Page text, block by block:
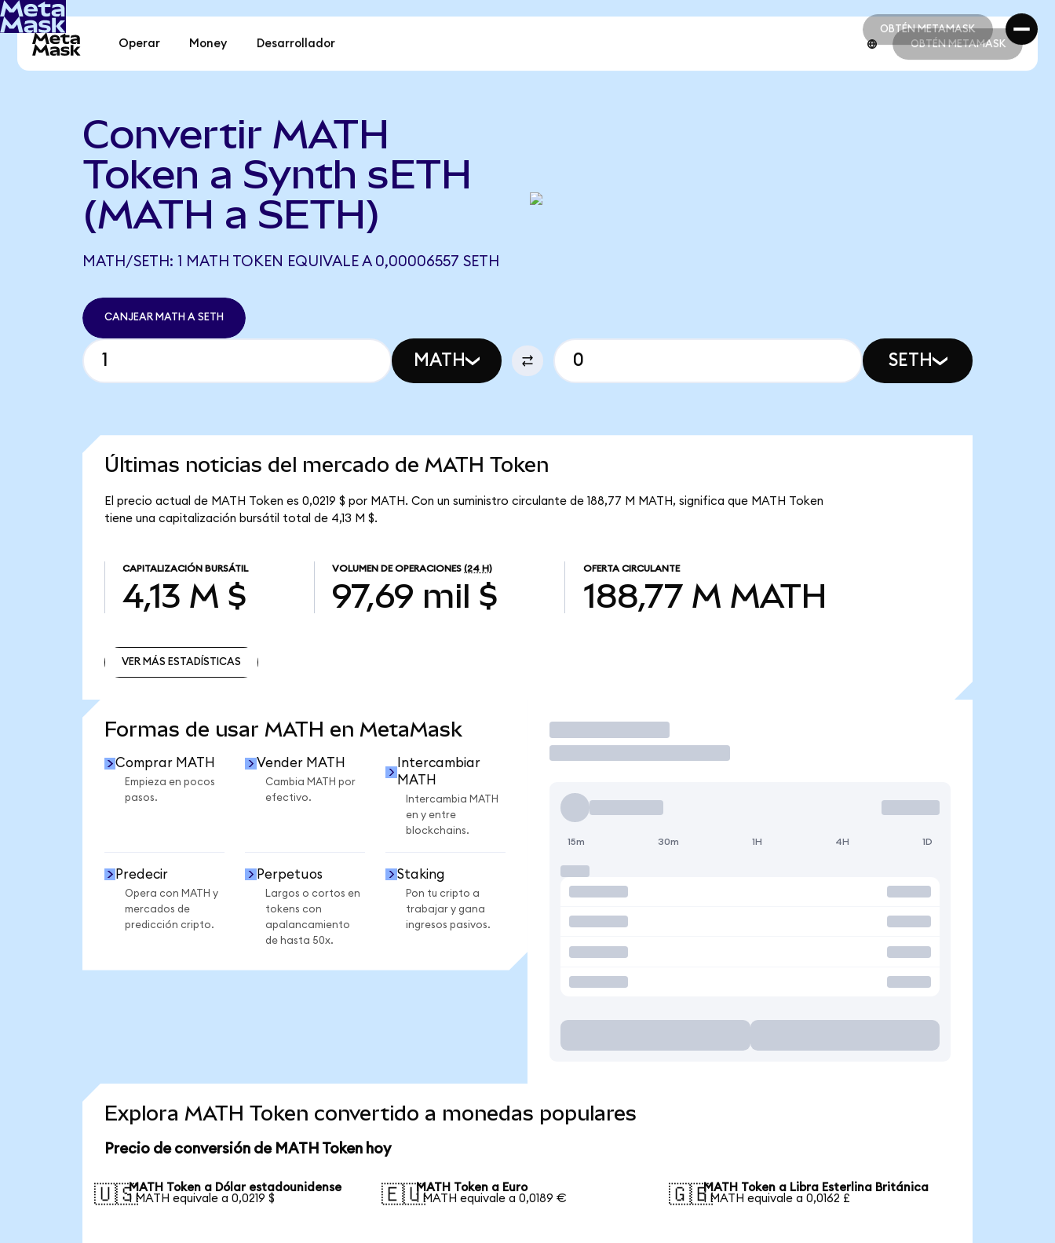
OBTÉN METAMASK
OBTÉN METAMASK
Operar Money Desarrollador OBTÉN METAMASK
Convertir MATH
Token a Synth sETH
(MATH a SETH)
MATH/SETH: 1 MATH TOKEN EQUIVALE A 0,00006557 SETH
CANJEAR MATH A SETH
MATH SETH
Últimas noticias del mercado de MATH Token
El precio actual de MATH Token es 0,0219 $ por MATH. Con un suministro circulante de 188,77 M MATH, significa que MATH Token
tiene una capitalización bursátil total de 4,13 M $.
CAPITALIZACIÓN BURSÁTIL
4,13 M $
VOLUMEN DE OPERACIONES (24 H)
97,69 mil $
OFERTA CIRCULANTE
188,77 M MATH
VER MÁS ESTADÍSTICAS
Formas de usar MATH en MetaMask
Comprar MATH
Empieza en pocos
pasos.
Vender MATH
Cambia MATH por
efectivo.
Intercambiar
MATH
Intercambia MATH
en y entre
blockchains.
Predecir
Opera con MATH y
mercados de
predicción cripto.
Perpetuos
Largos o cortos en
tokens con
apalancamiento
de hasta 50x.
Staking
Pon tu cripto a
trabajar y gana
ingresos pasivos.
Operar
15m 30m 1H 4H 1D
Explora MATH Token convertido a monedas populares
Precio de conversión de MATH Token hoy
🇺🇸MATH Token a Dólar estadounidense
1 MATH equivale a 0,0219 $
🇪🇺MATH Token a Euro
1 MATH equivale a 0,0189 €
🇬🇧MATH Token a Libra Esterlina Británica
1 MATH equivale a 0,0162 £